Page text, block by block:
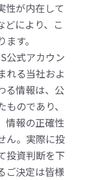
性が内在して
どにより、こ
す。
公式アカウン
れる当社およ
る情報は、公
のであり、
情報の正確性
ん。実際に投
投資判断を下
ご決定は皆様